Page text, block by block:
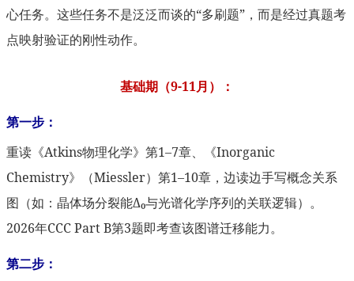
心任务。这些任务不是泛泛而谈的“多刷题”，而是经过真题考
点映射验证的刚性动作。
基础期（9-11月）：
第一步：
重读《Atkins物理化学》第1–7章、《Inorganic
Chemistry》（Miessler）第1–10章，边读边手写概念关系
图（如：晶体场分裂能Δ₀与光谱化学序列的关联逻辑）。
2026年CCC Part B第3题即考查该图谱迁移能力。
第二步：